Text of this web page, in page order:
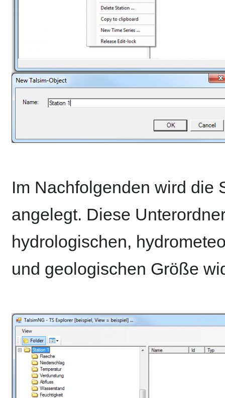
Im Nachfolgenden wird die
angelegt. Diese
hydrologischen,
und geologischen Größe